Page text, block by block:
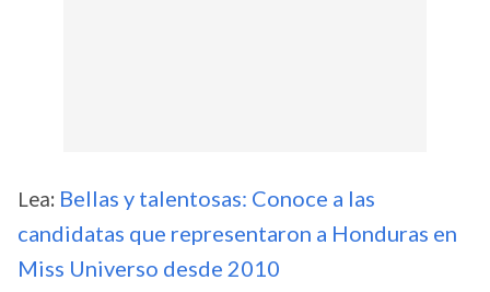
Lea: Bellas y talentosas: Conoce a las
candidatas que representaron a Honduras en
Miss Universo desde 2010